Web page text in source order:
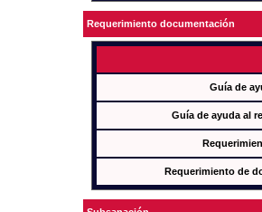
Requerimiento documentación
Guía de
Guía de ayuda al
Requerimiento de